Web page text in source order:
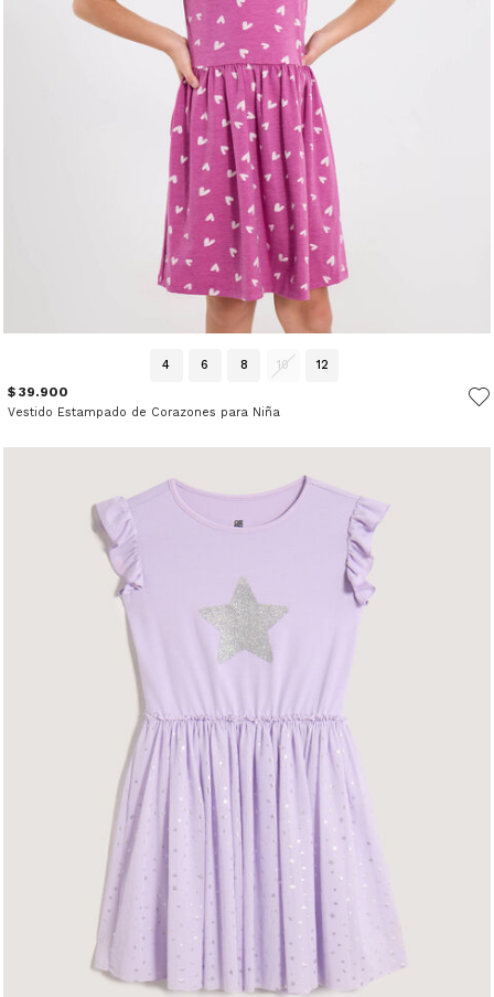
4 6 8 10 12
$ 39.900
Vestido Estampado de Corazones para Niña